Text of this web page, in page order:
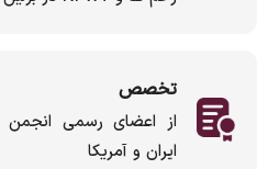
تخصص
از اعضای رسمی انجمن
ایران و آمریکا